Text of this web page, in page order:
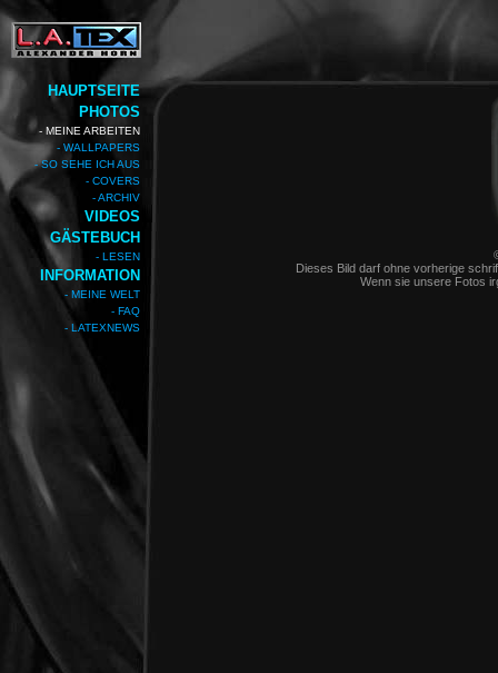
HAUPTSEITE
PHOTOS
- MEINE ARBEITEN
- WALLPAPERS
- SO SEHE ICH AUS
- COVERS
- ARCHIV
VIDEOS
GÄSTEBUCH
- LESEN
INFORMATION
- MEINE WELT
- FAQ
- LATEXNEWS
Dieses Bild darf ohne vorherige
Wenn sie unsere Fotos